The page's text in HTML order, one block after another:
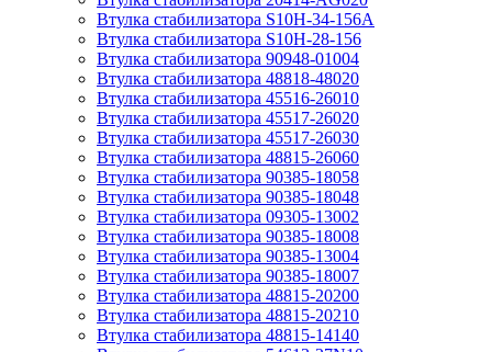
Втулка стабилизатора S10H-34-156A
Втулка стабилизатора S10H-28-156
Втулка стабилизатора 90948-01004
Втулка стабилизатора 48818-48020
Втулка стабилизатора 45516-26010
Втулка стабилизатора 45517-26020
Втулка стабилизатора 45517-26030
Втулка стабилизатора 48815-26060
Втулка стабилизатора 90385-18058
Втулка стабилизатора 90385-18048
Втулка стабилизатора 09305-13002
Втулка стабилизатора 90385-18008
Втулка стабилизатора 90385-13004
Втулка стабилизатора 90385-18007
Втулка стабилизатора 48815-20200
Втулка стабилизатора 48815-20210
Втулка стабилизатора 48815-14140